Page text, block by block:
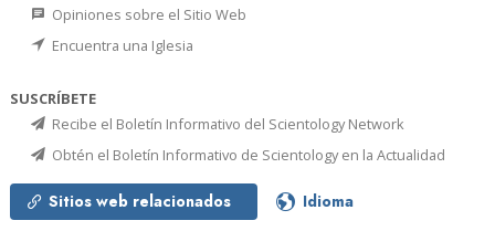
Opiniones sobre el Sitio Web
Encuentra una Iglesia
SUSCRÍBETE
Recibe el Boletín Informativo del Scientology Network
Obtén el Boletín Informativo de Scientology en la Actualidad
Sitios web relacionados Idioma